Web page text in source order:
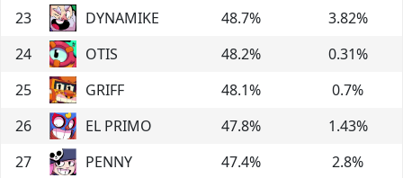
23
DYNAMIKE 48.7% 3.82%
24
OTIS 48.2% 0.31%
25
GRIFF 48.1% 0.7%
26
EL PRIMO 47.8% 1.43%
27
PENNY 47.4% 2.8%